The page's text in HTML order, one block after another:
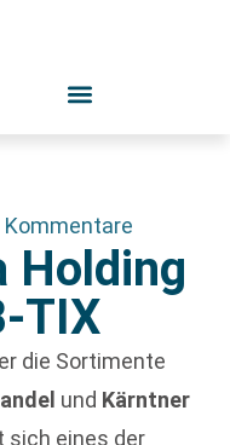
Kommentare
Holding
TIX
die Sortimente
und Kärntner
sich eines der